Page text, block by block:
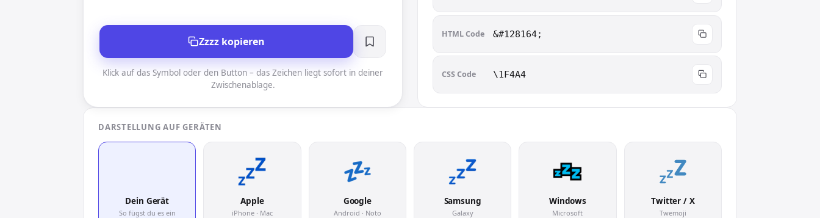
Zzzz kopieren
Klick auf das Symbol oder den Button – das Zeichen liegt sofort in deiner
Zwischenablage.
HTML Code &#128164;
CSS Code \1F4A4
DARSTELLUNG AUF GERÄTEN
Dein Gerät
So fügst du es ein
Apple
iPhone · Mac
Google
Android · Noto
Samsung
Galaxy
Windows
Microsoft
Twitter / X
Twemoji